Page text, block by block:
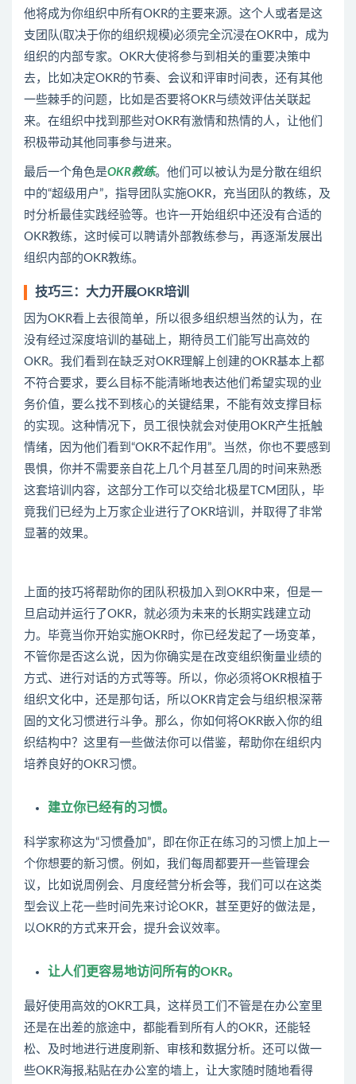
他将成为你组织中所有OKR的主要来源。这个人或者是这
支团队(取决于你的组织规模)必须完全沉浸在OKR中，成为
组织的内部专家。OKR大使将参与到相关的重要决策中
去，比如决定OKR的节奏、会议和评审时间表，还有其他
一些棘手的问题，比如是否要将OKR与绩效评估关联起
来。在组织中找到那些对OKR有激情和热情的人，让他们
积极带动其他同事参与进来。
最后一个角色是OKR教练。他们可以被认为是分散在组织
中的“超级用户”，指导团队实施OKR，充当团队的教练，及
时分析最佳实践经验等。也许一开始组织中还没有合适的
OKR教练，这时候可以聘请外部教练参与，再逐渐发展出
组织内部的OKR教练。
技巧三：大力开展OKR培训
因为OKR看上去很简单，所以很多组织想当然的认为，在
没有经过深度培训的基础上，期待员工们能写出高效的
OKR。我们看到在缺乏对OKR理解上创建的OKR基本上都
不符合要求，要么目标不能清晰地表达他们希望实现的业
务价值，要么找不到核心的关键结果，不能有效支撑目标
的实现。这种情况下，员工很快就会对使用OKR产生抵触
情绪，因为他们看到“OKR不起作用”。当然，你也不要感到
畏惧，你并不需要亲自花上几个月甚至几周的时间来熟悉
这套培训内容，这部分工作可以交给北极星TCM团队，毕
竟我们已经为上万家企业进行了OKR培训，并取得了非常
显著的效果。
上面的技巧将帮助你的团队积极加入到OKR中来，但是一
旦启动并运行了OKR，就必须为未来的长期实践建立动
力。毕竟当你开始实施OKR时，你已经发起了一场变革，
不管你是否这么说，因为你确实是在改变组织衡量业绩的
方式、进行对话的方式等等。所以，你必须将OKR根植于
组织文化中，还是那句话，所以OKR肯定会与组织根深蒂
固的文化习惯进行斗争。那么，你如何将OKR嵌入你的组
织结构中？这里有一些做法你可以借鉴，帮助你在组织内
培养良好的OKR习惯。
建立你已经有的习惯。
科学家称这为“习惯叠加”，即在你正在练习的习惯上加上一
个你想要的新习惯。例如，我们每周都要开一些管理会
议，比如说周例会、月度经营分析会等，我们可以在这类
型会议上花一些时间先来讨论OKR，甚至更好的做法是，
以OKR的方式来开会，提升会议效率。
让人们更容易地访问所有的OKR。
最好使用高效的OKR工具，这样员工们不管是在办公室里
还是在出差的旅途中，都能看到所有人的OKR，还能轻
松、及时地进行进度刷新、审核和数据分析。还可以做一
些OKR海报,粘贴在办公室的墙上，让大家随时随地看得